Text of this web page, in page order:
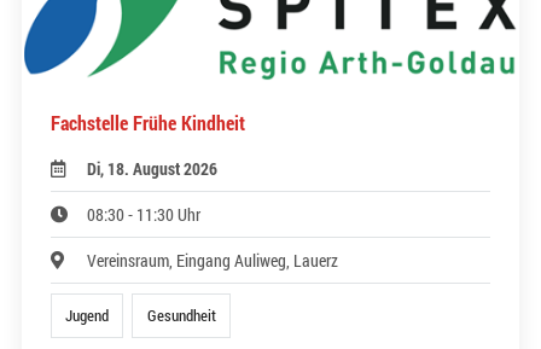
Fachstelle Frühe Kindheit
Di, 18. August 2026
08:30 - 11:30 Uhr
Vereinsraum, Eingang Auliweg, Lauerz
Jugend Gesundheit